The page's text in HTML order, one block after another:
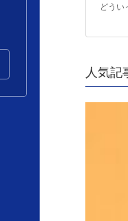
どうい
人気記